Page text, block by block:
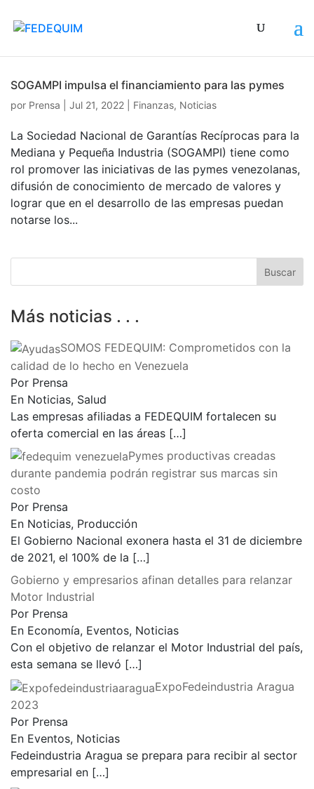
SOGAMPI impulsa el financiamiento para las pymes
por Prensa Jul 21, 2022 Finanzas, Noticias
La Sociedad Nacional de Garantías Recíprocas para la
Mediana y Pequeña Industria (SOGAMPI) tiene como
rol promover las iniciativas de las pymes venezolanas,
difusión de conocimiento de mercado de valores y
lograr que en el desarrollo de las empresas puedan
notarse los...
Más noticias . . .
SOMOS FEDEQUIM: Comprometidos con la
calidad de lo hecho en Venezuela
Por Prensa
En Noticias, Salud
Las empresas afiliadas a FEDEQUIM fortalecen su
oferta comercial en las áreas […]
Pymes productivas creadas
durante pandemia podrán registrar sus marcas sin
costo
Por Prensa
En Noticias, Producción
El Gobierno Nacional exonera hasta el 31 de diciembre
de 2021, el 100% de la […]
Gobierno y empresarios afinan detalles para relanzar
Motor Industrial
Por Prensa
En Economía, Eventos, Noticias
Con el objetivo de relanzar el Motor Industrial del país,
esta semana se llevó […]
ExpoFedeindustria Aragua
2023
Por Prensa
En Eventos, Noticias
Fedeindustria Aragua se prepara para recibir al sector
empresarial en […]